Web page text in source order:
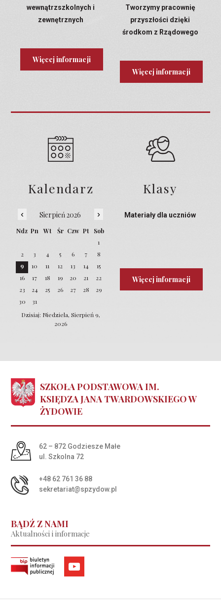
wewnątrzszkolnych i
zewnętrznych
Więcej informacji
Tworzymy pracownię
przyszłości dzięki
środkom z Rządowego
Więcej informacji
Kalendarz
‹ Sierpień 2026 ›
Ndz Pn Wt Śr Czw Pt
Sob
1
2
3 4 5 6 7
8
9
10 11 12 13 14
15
16
17 18 19 20 21
22
23
24 25 26 27 28
29
30
31
Dzisiaj: Niedziela, Sierpień 9,
2026
Klasy
Materiały dla uczniów
Więcej informacji
SZKOŁA PODSTAWOWA IM.
KSIĘDZA JANA TWARDOWSKIEGO W
ŻYDOWIE
Adres pocztowy:
62 – 872 Godziesze Małe
ul. Szkolna 72
+48 62 761 36 88
sekretariat@spzydow.pl
BĄDŹ Z NAMI
Aktualności i informacje